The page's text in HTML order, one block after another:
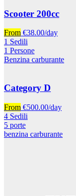
Scooter 200cc
From €38.00/day
1 Sedili
1 Persone
Benzina carburante
Category D
From €500.00/day
4 Sedili
5 porte
benzina carburante